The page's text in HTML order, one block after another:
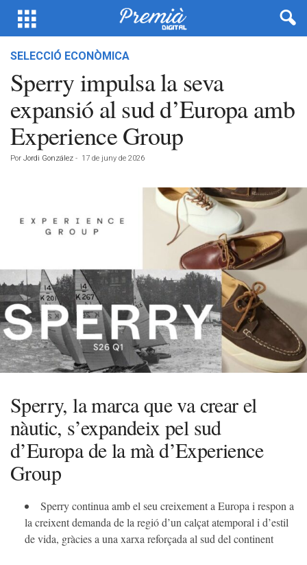
SELECCIÓ ECONÒMICA
Sperry impulsa la seva
expansió al sud d’Europa amb
Experience Group
Por Jordi González - 17 de juny de 2026
Sperry, la marca que va crear el
nàutic, s’expandeix pel sud
d’Europa de la mà d’Experience
Group
Sperry continua amb el seu creixement a Europa i respon a
la creixent demanda de la regió d’un calçat atemporal i d’estil
de vida, gràcies a una xarxa reforçada al sud del continent